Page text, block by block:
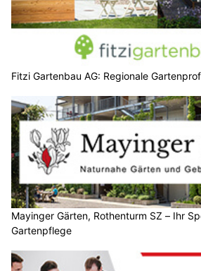
Fitzi Gartenbau AG: Regionale
Mayinger Gärten, Rothenturm SZ – Ihr
Gartenpflege